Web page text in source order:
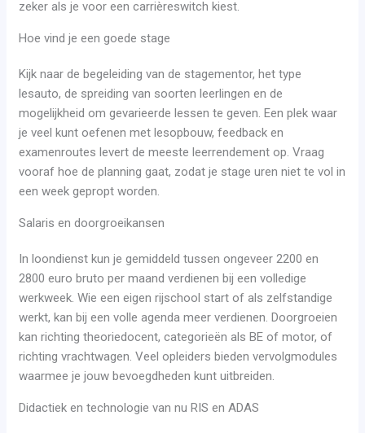
zeker als je voor een carrièreswitch kiest.
Hoe vind je een goede stage
Kijk naar de begeleiding van de stagementor, het type
lesauto, de spreiding van soorten leerlingen en de
mogelijkheid om gevarieerde lessen te geven. Een plek waar
je veel kunt oefenen met lesopbouw, feedback en
examenroutes levert de meeste leerrendement op. Vraag
vooraf hoe de planning gaat, zodat je stage uren niet te vol in
een week gepropt worden.
Salaris en doorgroeikansen
In loondienst kun je gemiddeld tussen ongeveer 2200 en
2800 euro bruto per maand verdienen bij een volledige
werkweek. Wie een eigen rijschool start of als zelfstandige
werkt, kan bij een volle agenda meer verdienen. Doorgroeien
kan richting theoriedocent, categorieën als BE of motor, of
richting vrachtwagen. Veel opleiders bieden vervolgmodules
waarmee je jouw bevoegdheden kunt uitbreiden.
Didactiek en technologie van nu RIS en ADAS